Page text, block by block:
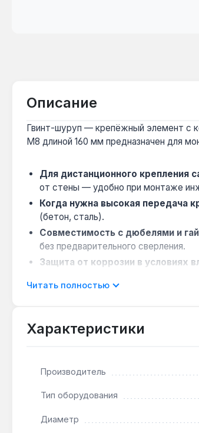
Описание
Гвинт-шуруп — крепёжный элемент с
M8 длиной 160 мм предназначен для
Для дистанционного крепления
от стены — удобно при монтаже
Когда нужна высокая передача
(бетон, сталь).
Совместимость с дюбелями и
без предварительного сверления.
Защита от коррозии в условиях
крепёж класса 8.8 или выше.
Применяется для крепления
Гарантия 1 год, доставка по Украине.
Подходит ли для крепления к
Да — шурупная часть с частым
Читать полностью
Характеристики
Производитель
Тип оборудования
Диаметр